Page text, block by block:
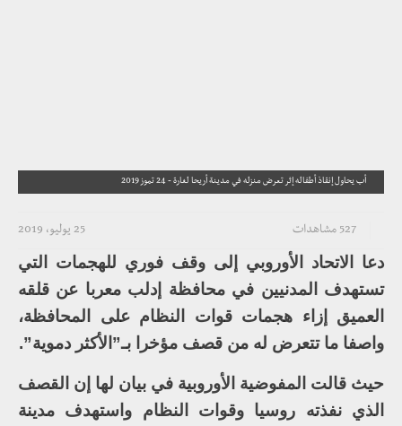
أب يحاول إنقاذ أطفاله إثر تعرض منزله في مدينة أريحا لغارة - 24 تموز 2019
25 يوليو، 2019 527 مشاهدات
دعا الاتحاد الأوروبي إلى وقف فوري للهجمات التي
تستهدف المدنيين في محافظة إدلب معربا عن قلقه
العميق إزاء هجمات قوات النظام على المحافظة،
واصفا ما تتعرض له من قصف مؤخرا بـ”الأكثر دموية”.
حيث قالت المفوضية الأوروبية في بيان لها إن القصف
الذي نفذته روسيا وقوات النظام واستهدف مدينة